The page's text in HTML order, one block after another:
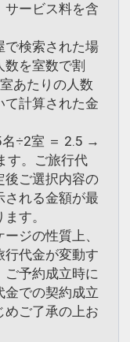
ックイン時
い）
除く）7：
となりま
すのであら
（５名ま
問い合わせ
２５１１
お車で約
サービス料を含
で検索された場
を室数で割
あたりの人数
て計算された金
÷2室 ＝ 2.5 →
す。ご旅行代
後ご選択内容の
される金額が最
す。
ジの性質上、
行代金が変動す
ご予約成立時に
金での契約成立
めご了承の上お